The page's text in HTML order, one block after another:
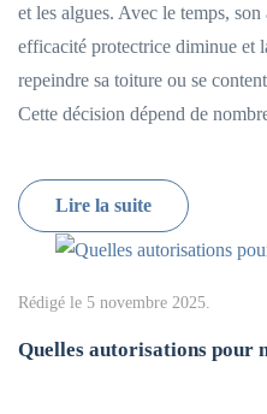
et les algues. Avec le temps, son
efficacité protectrice diminue et
repeindre sa toiture ou se
Cette décision dépend de
Lire la suite
Rédigé le 5 novembre 2025
Quelles autorisations pour